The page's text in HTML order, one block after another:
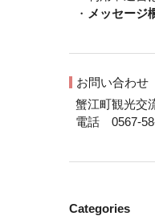
・ メッセージ
お問い合わせ
蟹江町観光交
電話 0567-
Categories